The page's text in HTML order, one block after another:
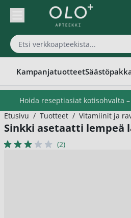
Skip to Content
Kampanjatuotteet
Hoida reseptiasiat kotisohvalta –
Etusivu / Tuotteet / Vitamiinit ja
Sinkki asetaatti lempeä
(2)